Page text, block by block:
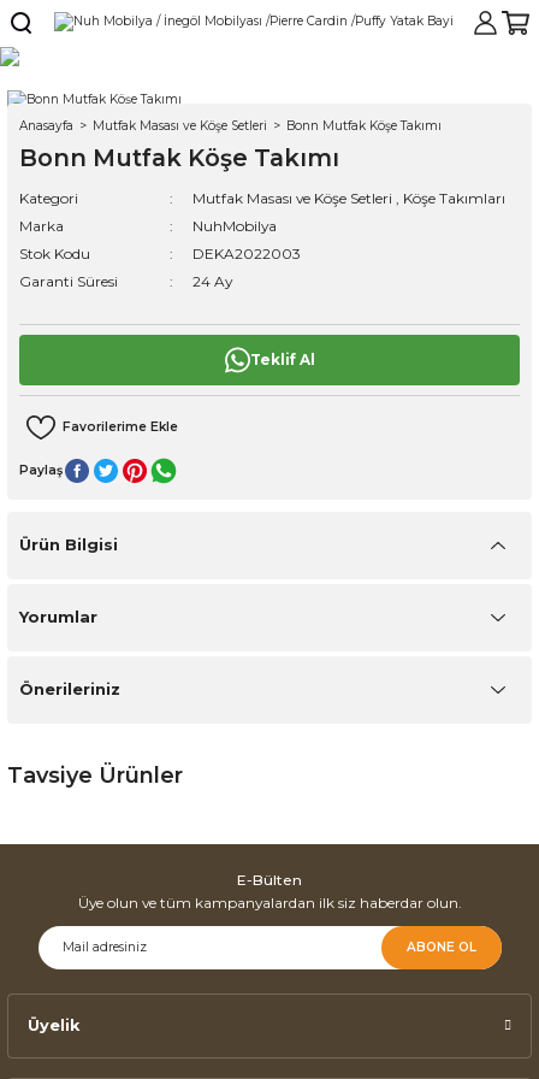
Anasayfa Mutfak Masası ve Köşe Setleri Bonn Mutfak Köşe Takımı
Bonn Mutfak Köşe Takımı
Kategori Mutfak Masası ve Köşe Setleri
Köşe Takımları
Marka
NuhMobilya
Stok Kodu
DEKA2022003
Garanti Süresi
24 Ay
Teklif Al
Paylaş
Ürün Bilgisi
Yorumlar
Önerileriniz
Tavsiye Ürünler
E-Bülten
Üye olun ve tüm kampanyalardan ilk siz haberdar olun.
ABONE OL
Üyelik